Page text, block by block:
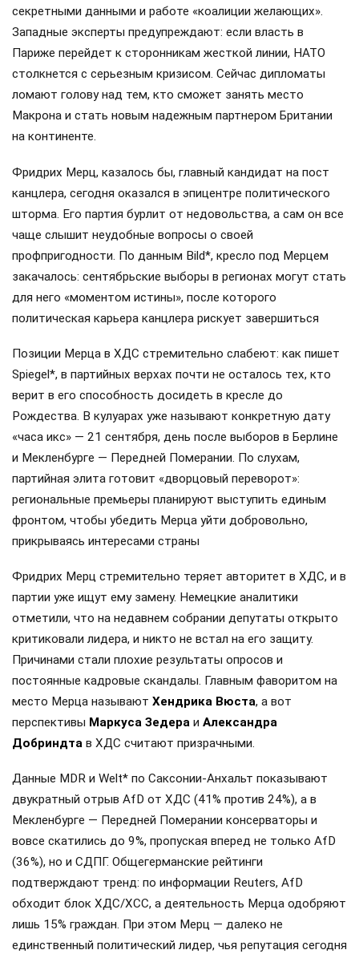
секретными данными и работе «коалиции желающих».
Западные эксперты предупреждают: если власть в
Париже перейдет к сторонникам жесткой линии, НАТО
столкнется с серьезным кризисом. Сейчас дипломаты
ломают голову над тем, кто сможет занять место
Макрона и стать новым надежным партнером Британии
на континенте.
Фридрих Мерц, казалось бы, главный кандидат на пост
канцлера, сегодня оказался в эпицентре политического
шторма. Его партия бурлит от недовольства, а сам он все
чаще слышит неудобные вопросы о своей
профпригодности. По данным Bild*, кресло под Мерцем
закачалось: сентябрьские выборы в регионах могут стать
для него «моментом истины», после которого
политическая карьера канцлера рискует завершиться
Позиции Мерца в ХДС стремительно слабеют: как пишет
Spiegel*, в партийных верхах почти не осталось тех, кто
верит в его способность досидеть в кресле до
Рождества. В кулуарах уже называют конкретную дату
«часа икс» — 21 сентября, день после выборов в Берлине
и Мекленбурге — Передней Померании. По слухам,
партийная элита готовит «дворцовый переворот»:
региональные премьеры планируют выступить единым
фронтом, чтобы убедить Мерца уйти добровольно,
прикрываясь интересами страны
Фридрих Мерц стремительно теряет авторитет в ХДС, и в
партии уже ищут ему замену. Немецкие аналитики
отметили, что на недавнем собрании депутаты открыто
критиковали лидера, и никто не встал на его защиту.
Причинами стали плохие результаты опросов и
постоянные кадровые скандалы. Главным фаворитом на
место Мерца называют Хендрика Вюста, а вот
перспективы Маркуса Зедера и Александра
Добриндта в ХДС считают призрачными.
Данные MDR и Welt* по Саксонии-Анхальт показывают
двукратный отрыв AfD от ХДС (41% против 24%), а в
Мекленбурге — Передней Померании консерваторы и
вовсе скатились до 9%, пропуская вперед не только AfD
(36%), но и СДПГ. Общегерманские рейтинги
подтверждают тренд: по информации Reuters, AfD
обходит блок ХДС/ХСС, а деятельность Мерца одобряют
лишь 15% граждан. При этом Мерц — далеко не
единственный политический лидер, чья репутация сегодня